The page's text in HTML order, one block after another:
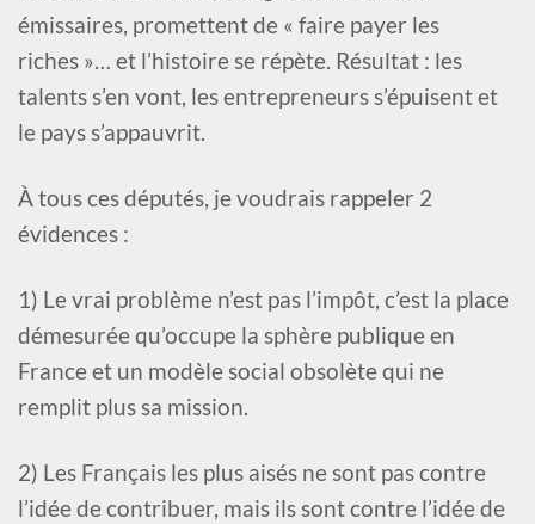
émissaires, promettent de « faire payer les
riches »… et l’histoire se répète. Résultat : les
talents s’en vont, les entrepreneurs s’épuisent et
le pays s’appauvrit.
À tous ces députés, je voudrais rappeler 2
évidences :
1) Le vrai problème n’est pas l’impôt, c’est la place
démesurée qu’occupe la sphère publique en
France et un modèle social obsolète qui ne
remplit plus sa mission.
2) Les Français les plus aisés ne sont pas contre
l’idée de contribuer, mais ils sont contre l’idée de